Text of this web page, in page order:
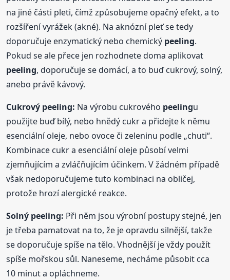
na jiné části pleti, čímž způsobujeme opačný efekt, a to
rozšíření vyrážek (akné). Na aknózní pleť se tedy
doporučuje enzymatický nebo chemický peeling.
Pokud se ale přece jen rozhodnete doma aplikovat
peeling, doporučuje se domácí, a to buď cukrový, solný,
anebo právě kávový.
Cukrový peeling: Na výrobu cukrového peelingu
použijte buď bílý, nebo hnědý cukr a přidejte k němu
esenciální oleje, nebo ovoce či zeleninu podle „chuti“.
Kombinace cukr a esenciální oleje působí velmi
zjemňujícím a zvláčňujícím účinkem. V žádném případě
však nedoporučujeme tuto kombinaci na obličej,
protože hrozí alergické reakce.
Solný peeling: Při něm jsou výrobní postupy stejné, jen
je třeba pamatovat na to, že je opravdu silnější, takže
se doporučuje spíše na tělo. Vhodnější je vždy použít
spíše mořskou sůl. Naneseme, necháme působit cca
10 minut a opláchneme.